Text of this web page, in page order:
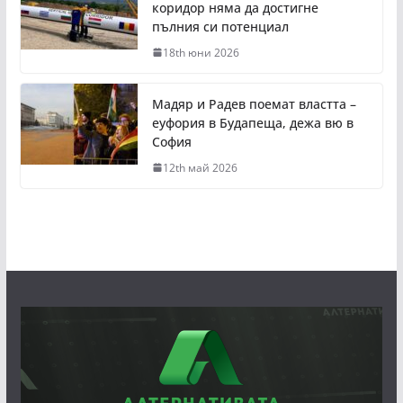
коридор няма да достигне
пълния си потенциал
18th юни 2026
Мадяр и Радев поемат властта –
еуфория в Будапеща, дежа вю в
София
12th май 2026